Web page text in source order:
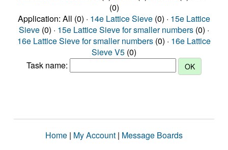
(0)
Application: All (0) · 14e Lattice Sieve (0) · 15e Lattice
Sieve (0) · 15e Lattice Sieve for smaller numbers (0) ·
16e Lattice Sieve for smaller numbers (0) · 16e Lattice
Sieve V5 (0)
Task name:
Home | My Account | Message Boards